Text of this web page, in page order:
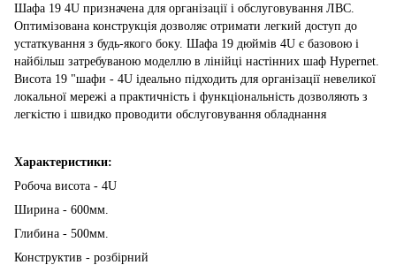
Шафа 19 4U призначена для організації і обслуговування ЛВС.
Оптимізована конструкція дозволяє отримати легкий доступ до
устаткування з будь-якого боку. Шафа 19 дюймів 4U є базовою і
найбільш затребуваною моделлю в лінійці настінних шаф Hypernet.
Висота 19 "шафи - 4U ідеально підходить для організації невеликої
локальної мережі а практичність і функціональність дозволяють з
легкістю і швидко проводити обслуговування обладнання
Характеристики:
Робоча висота - 4U
Ширина - 600мм.
Глибина - 500мм.
Конструктив - розбірний